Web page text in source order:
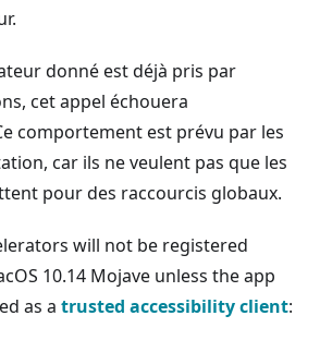
donné est déjà pris par
cet appel échouera
comportement est prévu par les
car ils ne veulent pas que les
pour des raccourcis globaux.
will not be registered
10.14 Mojave unless the app
as a trusted accessibility client: